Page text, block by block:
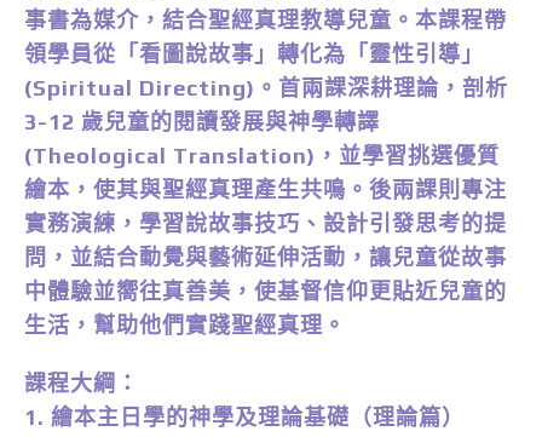
事書為媒介，結合聖經真理教導兒童。本課程帶
領學員從「看圖說故事」轉化為「靈性引導」
(Spiritual Directing)。首兩課深耕理論，剖析
3-12 歲兒童的閱讀發展與神學轉譯
(Theological Translation)，並學習挑選優質
繪本，使其與聖經真理產生共鳴。後兩課則專注
實務演練，學習說故事技巧、設計引發思考的提
問，並結合動覺與藝術延伸活動，讓兒童從故事
中體驗並嚮往真善美，使基督信仰更貼近兒童的
生活，幫助他們實踐聖經真理。
課程大綱：
1. 繪本主日學的神學及理論基礎（理論篇）